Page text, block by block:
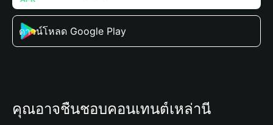
ดาวน์โหลด Google Play
คุณอาจชื่นชอบคอนเทนต์เหล่านี้